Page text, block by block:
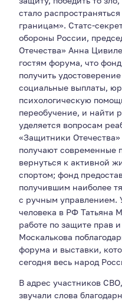
стало
границам». Статс-
обороны России,
Отечества» Анна
гостям форума, что
получить
социальные выплаты,
психологическую
переобучение, и найти
уделяется вопросам
«Защитники
получают современные
вернуться к активной
спортом; фонд
получившим наиболее
с ручным управлением.
человека в РФ Татьяна
работе по защите прав
Москалькова
форума и выставки,
сегодня весь народ
В адрес участников
звучали слова